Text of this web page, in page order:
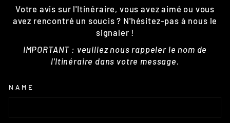
Votre avis sur l'Itinéraire, vous avez aimé ou vous
avez rencontré un soucis ? N'hésitez-pas à nous le
signaler !
IMPORTANT : veuillez nous rappeler le nom de
l'Itinéraire dans votre message.
NAME